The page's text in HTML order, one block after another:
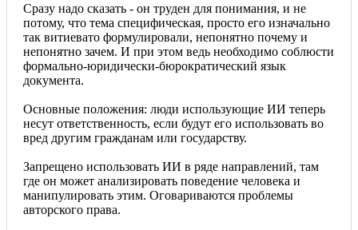
Сразу надо сказать - он труден для понимания, и не
потому, что тема специфическая, просто его изначально
так витиевато формулировали, непонятно почему и
непонятно зачем. И при этом ведь необходимо соблюсти
формально-юридически-бюрократический язык
документа.
Основные положения: люди использующие ИИ теперь
несут ответственность, если будут его использовать во
вред другим гражданам или государству.
Запрещено использовать ИИ в ряде направлений, там
где он может анализировать поведение человека и
манипулировать этим. Оговариваются проблемы
авторского права.